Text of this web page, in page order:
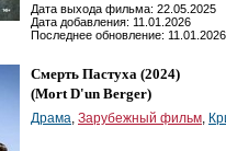
Дата выхода фильма: 22.05.2025
Дата добавления: 11.01.2026
Последнее обновление: 11.01.2026
Смерть Пастуха (2024)
(Mort D'un Berger)
Драма, Зарубежный фильм,